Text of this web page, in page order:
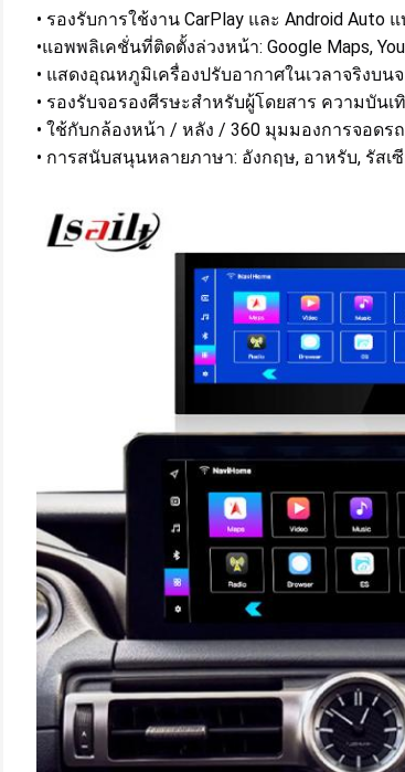
• รองรับการใช้งาน CarPlay และ Android Auto
•แอพพลิเคชั่นที่ติดตั้งล่วงหน้า: Google Maps,
• แสดงอุณหภูมิเครื่องปรับอากาศในเวลาจริงบน
• รองรับจอรองศีรษะสําหรับผู้โดยสาร ความบันเ
• ใช้กับกล้องหน้า / หลัง / 360 มุมมองการจอดรถ
• การสนับสนุนหลายภาษา: อังกฤษ, อาหรับ, รัสเ